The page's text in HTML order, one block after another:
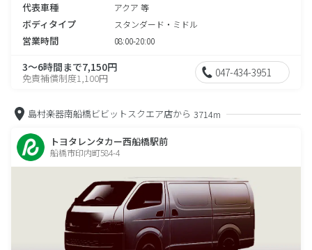
代表車種 アクア 等
ボディタイプ スタンダード・ミドル
営業時間 08:00-20:00
3～6時間まで7,150円
免責補償制度1,100円 047-434-3951
島村楽器南船橋ビビットスクエア店から 3714m
トヨタレンタカー西船橋駅前
船橋市印内町584-4